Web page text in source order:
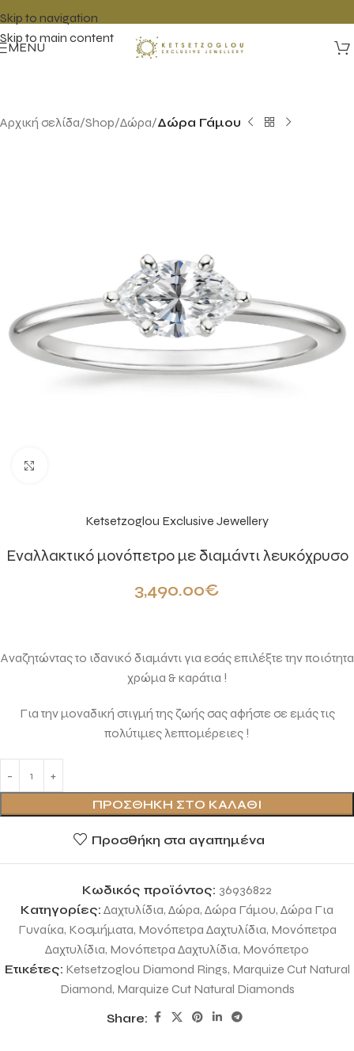
Skip to navigation
Skip to main content
MENU
Αρχική σελίδα Shop Δώρα Δώρα Γάμου
Ketsetzoglou Exclusive Jewellery
Εναλλακτικό μονόπετρο με διαμάντι λευκόχρυσο
3,490.00€
Αναζητώντας το ιδανικό διαμάντι για εσάς επιλέξτε την ποιότητα
χρώμα & καράτια !
Για την μοναδική στιγμή της ζωής σας αφήστε σε εμάς τις
πολύτιμες λεπτομέρειες !
ΠΡΟΣΘΉΚΗ ΣΤΟ ΚΑΛΆΘΙ
Προσθήκη στα αγαπημένα
Κωδικός προϊόντος: 36936822
Κατηγορίες: Δαχτυλίδια, Δώρα, Δώρα Γάμου, Δώρα Για
Γυναίκα, Κοσμήματα, Μονόπετρα Δαχτυλίδια, Μονόπετρα
Δαχτυλίδια, Μονόπετρα Δαχτυλίδια, Μονόπετρο
Ετικέτες: Ketsetzoglou Diamond Rings, Marquize Cut Natural
Diamond, Marquize Cut Natural Diamonds
Share: